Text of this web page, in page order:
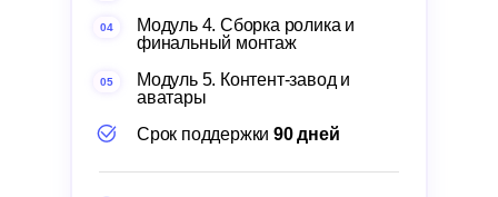
04
Модуль 4. Сборка ролика и
финальный монтаж
05
Модуль 5. Контент-завод и
аватары
Срок поддержки 90 дней